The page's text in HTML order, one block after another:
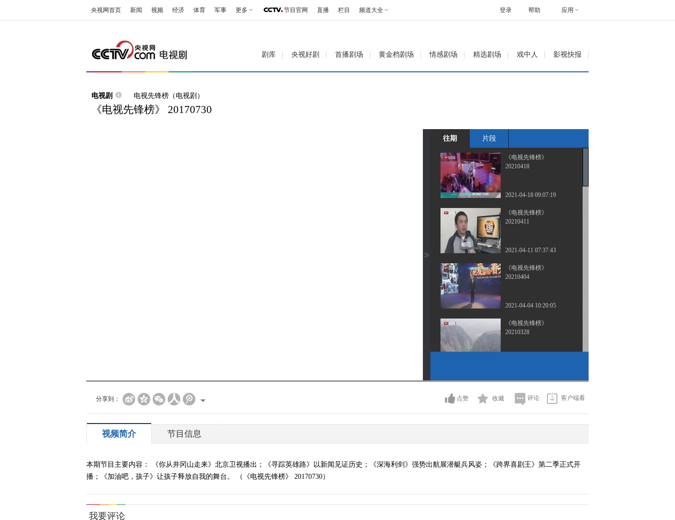
央视网首页 新闻 视频 经济 体育 军事 更多 节目官网 直播 栏目 频道大全 帮助 应用
登录
剧库 央视好剧 首播剧场 黄金档剧场 情感剧场 精选剧场 戏中人 影视快报
电视剧 电视先锋榜（电视剧）
《电视先锋榜》 20170730
往期 片段
《电视先锋榜》
20210418
2021-04-18 09:07:19
《电视先锋榜》
20210411
2021-04-11 07:37:43
《电视先锋榜》
20210404
2021-04-04 10:20:05
《电视先锋榜》
20210328
2021-03-21 09:20:52
20210307
分享到： 点赞 收藏 评论 客户端看
视频简介 节目信息
本期节目主要内容： 《你从井冈山走来》北京卫视播出；《寻踪英雄路》以新闻见证历史；《深海利剑》强势出航展潜艇兵风姿；《跨界喜剧王》第二季正式开
播；《加油吧，孩子》让孩子释放自我的舞台。 （《电视先锋榜》 20170730）